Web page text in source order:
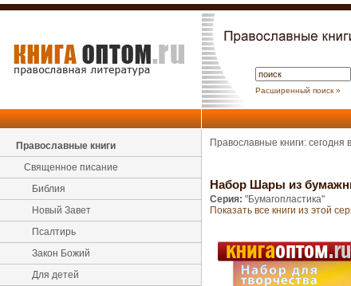
Расширенный поиск »
Православные книги
Священное писание
Библия
Новый Завет
Псалтирь
Закон Божий
Для детей
Православные книги: сегодня
Набор Шары из
Серия: "Бумагопластика"
Показать все книги из этой